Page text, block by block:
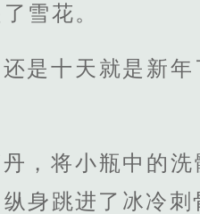
雪花。
是十天就是新
，将小瓶中的
身跳进了冰冷刺